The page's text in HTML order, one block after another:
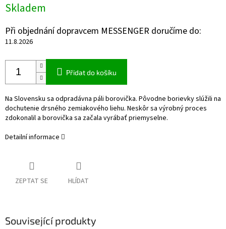
cena:
Skladem
Při objednání dopravcem MESSENGER doručíme do:
11.8.2026
Přidat do košíku
Na Slovensku sa odpradávna páli borovička. Pôvodne borievky slúžili na
dochutenie drsného zemiakového liehu. Neskôr sa výrobný proces
zdokonalil a borovička sa začala vyrábať priemyselne.
Detailní informace
ZEPTAT SE HLÍDAT
Související produkty